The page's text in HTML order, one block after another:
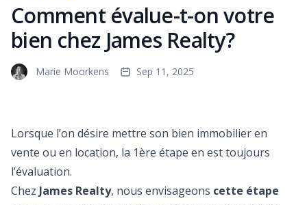
Comment évalue-t-on votre
bien chez James Realty?
Marie Moorkens Sep 11, 2025
Lorsque l’on désire mettre son bien immobilier en
vente ou en location, la 1ère étape en est toujours
l’évaluation.
Chez James Realty, nous envisageons cette étape